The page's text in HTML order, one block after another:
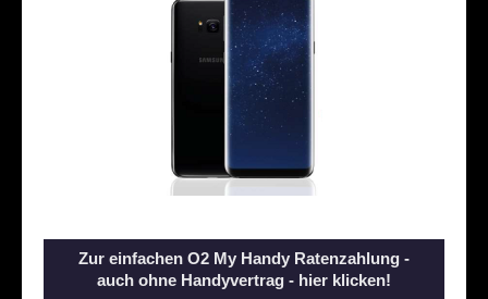
Zur einfachen O2 My Handy Ratenzahlung -
auch ohne Handyvertrag - hier klicken!